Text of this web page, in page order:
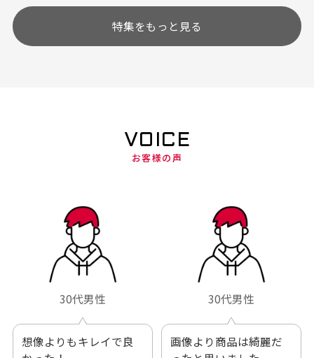
特集をもっと見る
VOICE
お客様の声
30代男性
想像よりもキレイで良
30代男性
画像より商品は綺麗だ